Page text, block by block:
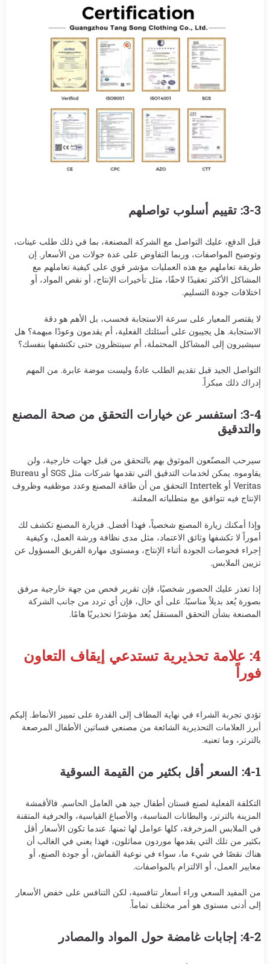
3-3: تقييم أسلوب تواصلهم
قبل الدفع، عليك التواصل مع الشركة المصنعة، بما في ذلك طلب عينات،
وتوضيح المواصفات، وربما التفاوض على عدة جولات من الأسعار. إن
طريقة تعاملهم مع هذه العمليات مؤشر قوي على كيفية تعاملهم مع
المشاكل الأكثر تعقيدًا لاحقًا، مثل تأخيرات الإنتاج، أو نقص المواد، أو
اختلافات جودة التسليم.
لا يقتصر المعيار على سرعة الاستجابة فحسب، بل الأهم هو دقة
الاستجابة. هل يجيبون على أسئلتك الفعلية، أم يقدمون وعودًا مبهمة؟ هل
سيشيرون إلى المشاكل المحتملة، أم سينتظرون حتى تكتشفها بنفسك؟
التواصل الجيد قبل تقديم الطلب عادةٌ وليست موضة عابرة. من المهم
إدراك ذلك مبكراً.
3-4: استفسر عن خيارات التحقق من صحة المصنع
والتدقيق
سيرحب المصنّعون الموثوق بهم بالتحقق من قبل جهات خارجية، ولن
يقاوموه. يمكن لخدمات التدقيق التي تقدمها شركات مثل SGS أو Bureau
Veritas أو Intertek التحقق من أن طاقة المصنع وعدد موظفيه وظروف
الإنتاج فيه تتوافق مع متطلباته المعلنة.
وإذا أمكنك زيارة المصنع شخصياً، فهذا أفضل. فزيارة المصنع تكشف لك
أموراً لا تكشفها وثائق الاعتماد، مثل مدى نظافة ورشة العمل، وكيفية
إجراء فحوصات الجودة أثناء الإنتاج، ومستوى مهارة الفريق المسؤول عن
تزيين الملابس.
إذا تعذر عليك الحضور شخصيًا، فإن تقرير فحص من جهة خارجية مرفق
بصورة يُعد بديلاً مناسبًا. على أي حال، فإن أي تردد من جانب الشركة
المصنعة بشأن التحقق المستقل يُعد مؤشرًا تحذيريًا هامًا.
4: علامة تحذيرية تستدعي إيقاف التعاون
فوراً
تؤدي تجربة الشراء في نهاية المطاف إلى القدرة على تمييز الأنماط. إليكم
أبرز العلامات التحذيرية الشائعة من مصنعي فساتين الأطفال المرصعة
بالترتر، وما تعنيه.
4-1: السعر أقل بكثير من القيمة السوقية
التكلفة الفعلية لصنع فستان أطفال جيد هي العامل الحاسم. فالأقمشة
المزينة بالترتر، والبطانات المناسبة، والأصباغ القياسية، والحرفية المتقنة
في الملابس المزخرفة، كلها عوامل لها ثمنها. عندما تكون الأسعار أقل
بكثير من تلك التي يقدمها موردون مماثلون، فهذا يعني في الغالب أن
هناك نقصًا في شيء ما، سواء في نوعية القماش، أو جودة الصنع، أو
معايير العمل، أو الالتزام بالمواصفات.
من المفيد السعي وراء أسعار تنافسية، لكن التنافس على خفض الأسعار
إلى أدنى مستوى هو أمر مختلف تماماً.
4-2: إجابات غامضة حول المواد والمصادر